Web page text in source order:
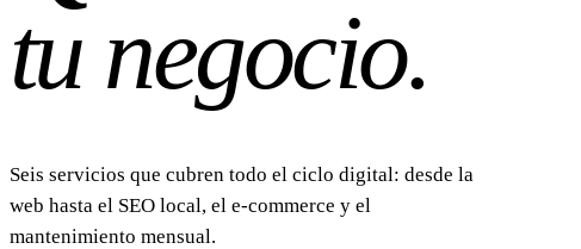
tu negocio.
Seis servicios que cubren todo el ciclo digital: desde la
web hasta el SEO local, el e-commerce y el
mantenimiento mensual.